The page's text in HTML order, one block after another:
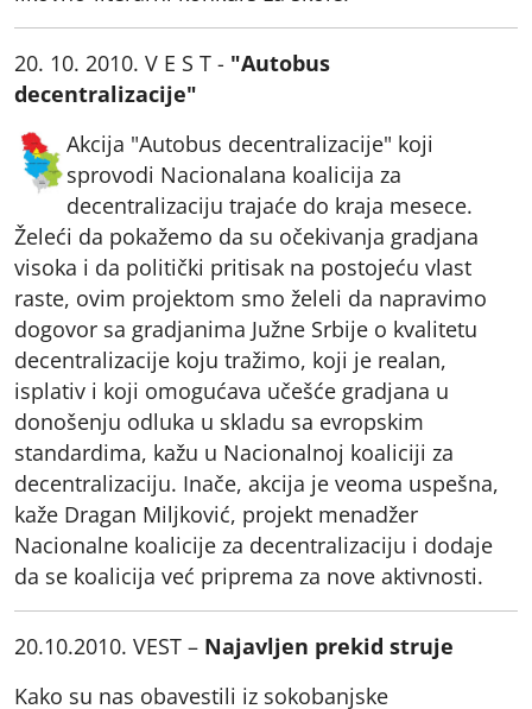
20. 10. 2010. V E S T - "Autobus
decentralizacije"
Akcija "Autobus decentralizacije" koji
sprovodi Nacionalana koalicija za
decentralizaciju trajaće do kraja mesece.
Želeći da pokažemo da su očekivanja gradjana
visoka i da politički pritisak na postojeću vlast
raste, ovim projektom smo želeli da napravimo
dogovor sa gradjanima Južne Srbije o kvalitetu
decentralizacije koju tražimo, koji je realan,
isplativ i koji omogućava učešće gradjana u
donošenju odluka u skladu sa evropskim
standardima, kažu u Nacionalnoj koaliciji za
decentralizaciju. Inače, akcija je veoma uspešna,
kaže Dragan Miljković, projekt menadžer
Nacionalne koalicije za decentralizaciju i dodaje
da se koalicija već priprema za nove aktivnosti.
20.10.2010. VEST – Najavljen prekid struje
Kako su nas obavestili iz sokobanjske